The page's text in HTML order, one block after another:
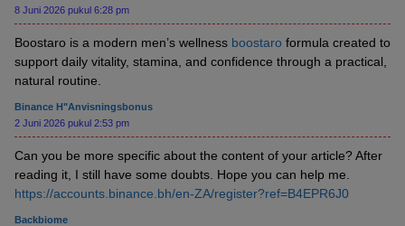
8 Juni 2026 pukul 6:28 pm
Boostaro is a modern men’s wellness boostaro formula created to
support daily vitality, stamina, and confidence through a practical,
natural routine.
Binance H"anvisningsbonus
2 Juni 2026 pukul 2:53 pm
Can you be more specific about the content of your article? After
reading it, I still have some doubts. Hope you can help me.
https://accounts.binance.bh/en-ZA/register?ref=B4EPR6J0
Backbiome